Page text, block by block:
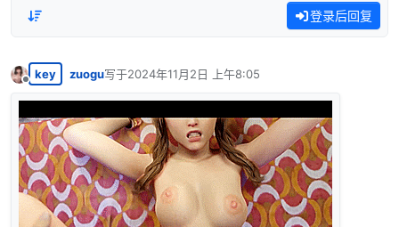
登录后回复
离线
key zuogu写于2024年11月2日 上午8:05
最后由 编辑